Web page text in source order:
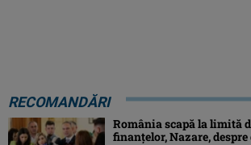
RECOMANDĂRI
România scapă la limită
finanțelor, Nazare, despre